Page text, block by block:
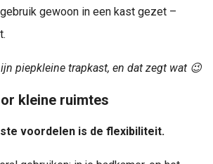
gebruik gewoon in een kast gezet –
piepkleine trapkast, en dat zegt wat 😉
kleine ruimtes
voordelen is de flexibiliteit.